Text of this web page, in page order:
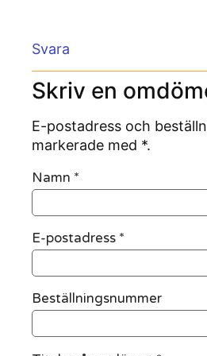
Svara
Skriv en
E-postadress och
markerade med *.
Namn *
E-postadress *
Beställningsnummer